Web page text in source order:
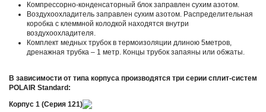
Компрессорно-конденсаторный блок заправлен сухим азотом.
Воздухоохладитель заправлен сухим азотом. Распределительная
коробка с клеммной колодкой находятся внутри
воздухоохладителя.
Комплект медных трубок в термоизоляции длиною 5метров,
дренажная трубка – 1 метр. Концы трубок запаяны или обжаты.
В зависимости от типа корпуса производятся три серии сплит-систем
POLAIR Standard:
Корпус 1 (Серия 121)